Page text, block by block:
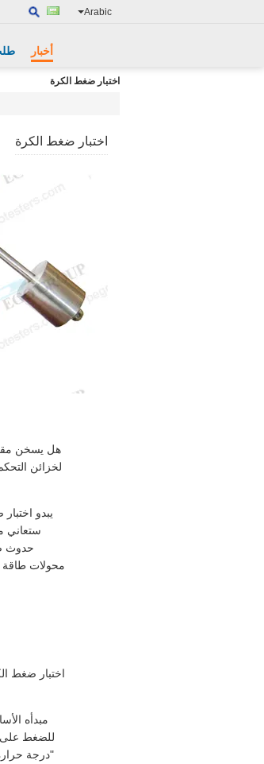
Arabic
أخبار
اختبار ضغط الكرة
اختبار ضغط الكرة
هل يسخن
لخزائن
يبدو
ستعاني
حدوث
محولات طاقة
اختبار ضغط
للضغط على
"درجة